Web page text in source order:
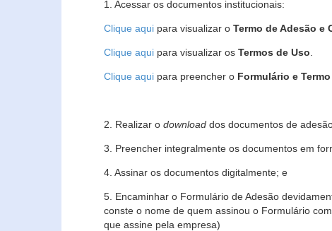
1. Acessar os documentos institucionais:
Clique aqui para visualizar o Termo de Adesão e
Clique aqui para visualizar os Termos de Uso
Clique aqui para preencher o Formulário e
2. Realizar o download dos documentos de
3. Preencher integralmente os documentos em
4. Assinar os documentos digitalmente; e
5. Encaminhar o Formulário de Adesão
conste o nome de quem assinou o Formulário
que assine pela empresa)